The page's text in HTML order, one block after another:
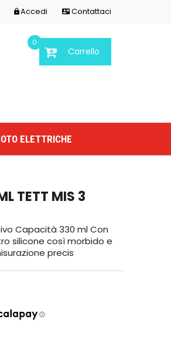
Accedi  Contattaci
Carrello
0
ELETTRICHE
TETT MIS 3
Capacità 330 ml Con
silicone così morbido e
precis